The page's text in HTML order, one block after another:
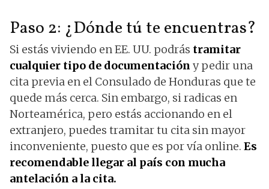
Paso 2: ¿Dónde tú te encuentras?
Si estás viviendo en EE. UU. podrás tramitar
cualquier tipo de documentación y pedir una
cita previa en el Consulado de Honduras que te
quede más cerca. Sin embargo, si radicas en
Norteamérica, pero estás accionando en el
extranjero, puedes tramitar tu cita sin mayor
inconveniente, puesto que es por vía online. Es
recomendable llegar al país con mucha
antelación a la cita.